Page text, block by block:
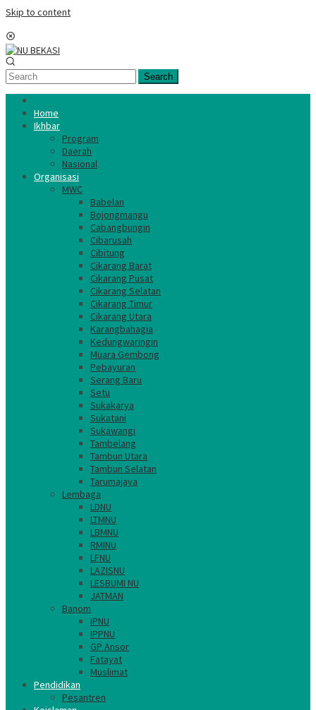
Skip to content
Search
Home
Ikhbar
Program
Daerah
Nasional
Organisasi
MWC
Babelan
Bojongmangu
Cabangbungin
Cibarusah
Cibitung
Cikarang Barat
Cikarang Pusat
Cikarang Selatan
Cikarang Timur
Cikarang Utara
Karangbahagia
Kedungwaringin
Muara Gembong
Pebayuran
Serang Baru
Setu
Sukakarya
Sukatani
Sukawangi
Tambelang
Tambun Utara
Tambun Selatan
Tarumajaya
Lembaga
LDNU
LTMNU
LBMNU
RMINU
LFNU
LAZISNU
LESBUMI NU
JATMAN
Banom
IPNU
IPPNU
GP Ansor
Fatayat
Muslimat
Pendidikan
Pesantren